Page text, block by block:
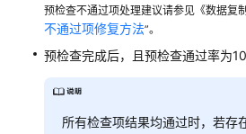
预检查不通过项处理建议请参见《数据复
不通过项修复方法”。
预检查完成后，且预检查通过率为
所有检查项结果均通过时，若存